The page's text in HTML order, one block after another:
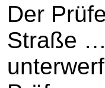
Der
Straße